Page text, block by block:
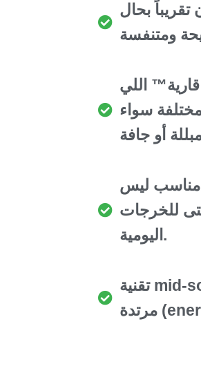
بحال
ومتنفسة
اللي
سواء
أو جافة
مناسب ليس
للخرجات
اليومية.
تقنية mid-sole BOOST™ اللي كتعطيك قدرة